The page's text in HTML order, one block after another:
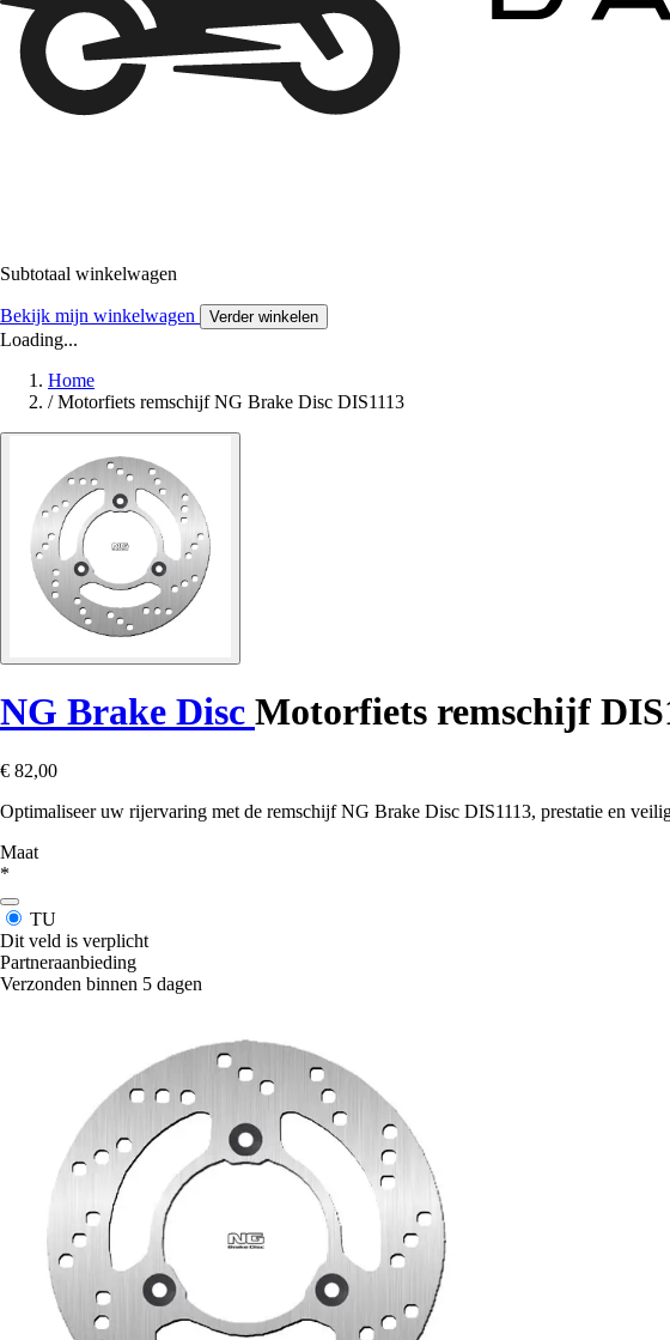
Subtotaal winkelwagen
Bekijk mijn winkelwagen Verder winkelen
Loading...
Home
/ Motorfiets remschijf NG Brake Disc DIS1113
NG Brake Disc Motorfiets remschijf
€ 82,00
Optimaliseer uw rijervaring met de remschijf NG Brake Disc DIS1113, prestatie en
Maat
*
TU
Dit veld is verplicht
Partneraanbieding
Verzonden binnen 5 dagen